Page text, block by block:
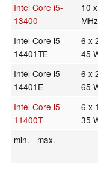
Intel Core i5-
13400
10
Intel Core i5-
14401TE
6 x
45
Intel Core i5-
14401E
6 x
65
Intel Core i5-
11400T
6 x
35
min. - max.